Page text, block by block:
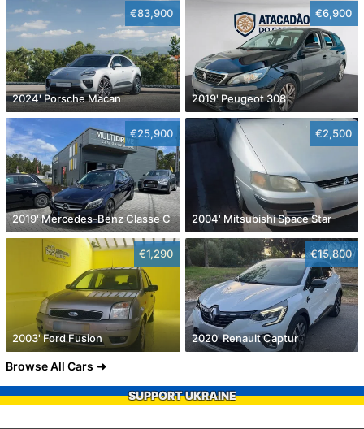
€83,900
2024' Porsche Macan
€6,900
2019' Peugeot 308
€25,900
2019' Mercedes-Benz Classe C
€2,500
2004' Mitsubishi Space Star
€1,290
2003' Ford Fusion
€15,800
2020' Renault Captur
Browse All Cars
SUPPORT UKRAINE